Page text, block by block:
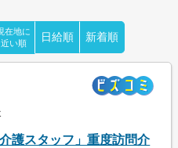
在地に
近い順
日給順 新着順
介護スタッフ」重度訪問介